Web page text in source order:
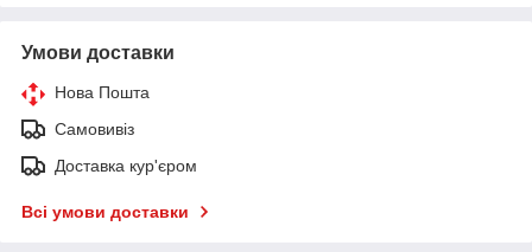
Умови доставки
Нова Пошта
Самовивіз
Доставка кур'єром
Всі умови доставки